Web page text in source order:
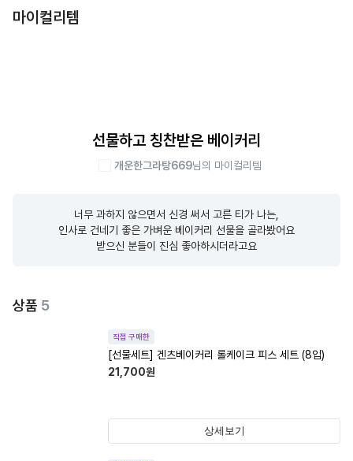
마이컬리템
선물하고 칭찬받은 베이커리
개운한그라탕669님의 마이컬리템
너무 과하지 않으면서 신경 써서 고른 티가 나는,
인사로 건네기 좋은 가벼운 베이커리 선물을 골라봤어요
받으신 분들이 진심 좋아하시더라고요
상품 5
직접 구매한
[선물세트] 겐츠베이커리 롤케이크 피스 세트 (8입)
21,700원
상세보기